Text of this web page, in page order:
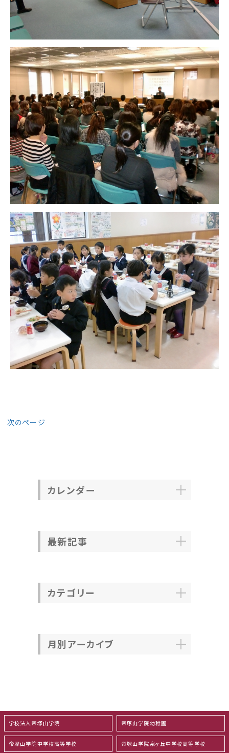
次のページ
カレンダー
最新記事
カテゴリー
月別アーカイブ
学校法人帝塚山学院 帝塚山学院幼稚園
帝塚山学院中学校高等学校 帝塚山学院泉ヶ丘中学校高等学校